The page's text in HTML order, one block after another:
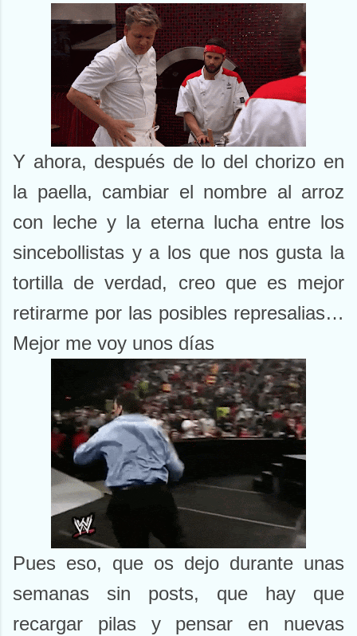
Y ahora, después de lo del chorizo en
la paella, cambiar el nombre al arroz
con leche y la eterna lucha entre los
sincebollistas y a los que nos gusta la
tortilla de verdad, creo que es mejor
retirarme por las posibles represalias…
Mejor me voy unos días
Pues eso, que os dejo durante unas
semanas sin posts, que hay que
recargar pilas y pensar en nuevas